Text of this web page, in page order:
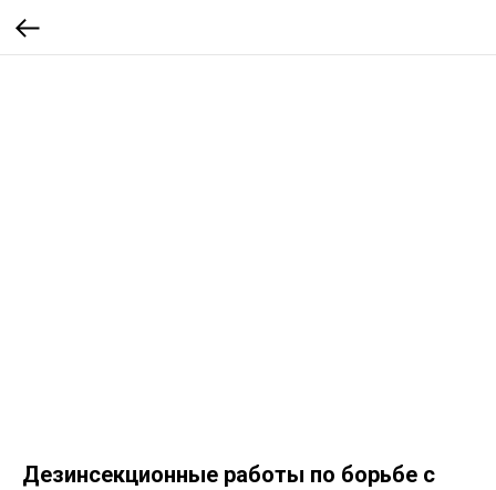
Дезинсекционные работы по борьбе с